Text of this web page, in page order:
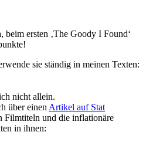
beim ersten ‚The Goody I Found‘
sie ständig in meinen Texten:
nicht allein.
über einen Artikel auf Stat
Filmtiteln und die inflationäre
in ihnen: